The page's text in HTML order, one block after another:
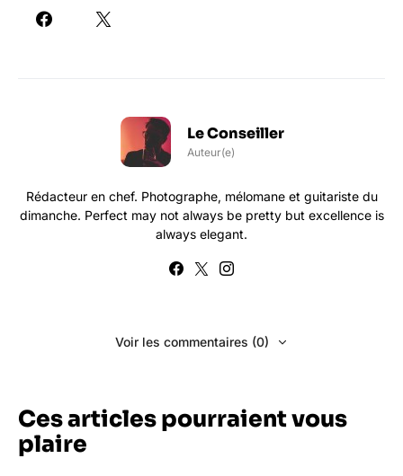
Le Conseiller
Auteur(e)
Rédacteur en chef. Photographe, mélomane et guitariste du
dimanche. Perfect may not always be pretty but excellence is
always elegant.
Voir les commentaires (0)
Ces articles pourraient vous
plaire